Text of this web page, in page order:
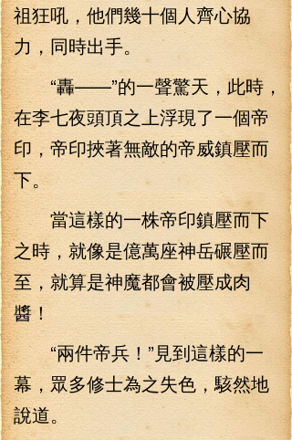
祖狂吼，他們幾十個人齊心協
力，同時出手。
“轟——”的一聲驚天，此時，
在李七夜頭頂之上浮現了一個帝
印，帝印挾著無敵的帝威鎮壓而
下。
當這樣的一株帝印鎮壓而下
之時，就像是億萬座神岳碾壓而
至，就算是神魔都會被壓成肉
醬！
“兩件帝兵！”見到這樣的一
幕，眾多修士為之失色，駭然地
說道。